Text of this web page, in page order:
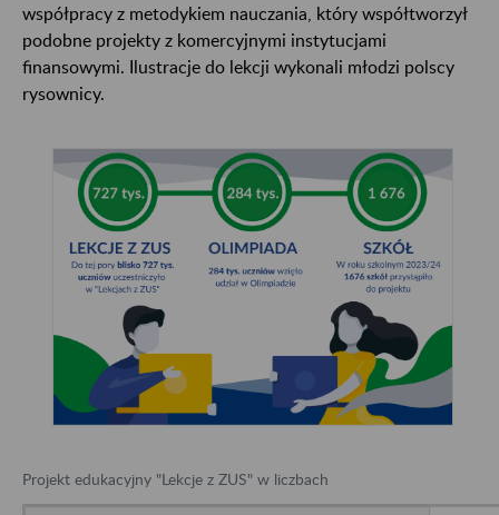
współpracy z metodykiem nauczania, który współtworzył
podobne projekty z komercyjnymi instytucjami
finansowymi. Ilustracje do lekcji wykonali młodzi polscy
rysownicy.
Projekt edukacyjny "Lekcje z ZUS" w liczbach